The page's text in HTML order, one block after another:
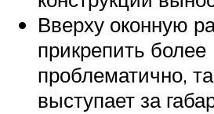
Вверху оконную
прикрепить более
проблематично,
выступает за